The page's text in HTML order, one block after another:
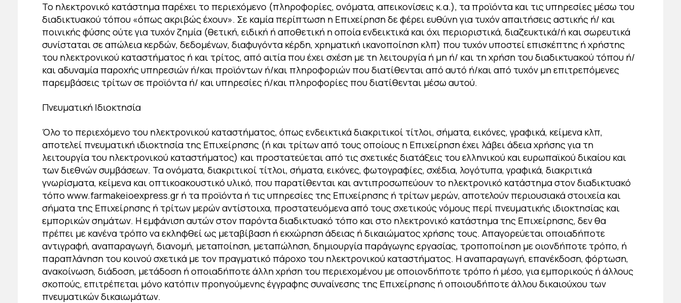
Το ηλεκτρονικό κατάστημα παρέχει το περιεχόμενο (πληροφορίες, ονόματα, απεικονίσεις κ.α.), τα προϊόντα και τις υπηρεσίες μέσω του
διαδικτυακού τόπου «όπως ακριβώς έχουν». Σε καμία περίπτωση η Επιχείρηση δε φέρει ευθύνη για τυχόν απαιτήσεις αστικής ή/ και
ποινικής φύσης ούτε για τυχόν ζημία (θετική, ειδική ή αποθετική η οποία ενδεικτικά και όχι περιοριστικά, διαζευκτικά/ή και σωρευτικά
συνίσταται σε απώλεια κερδών, δεδομένων, διαφυγόντα κέρδη, χρηματική ικανοποίηση κλπ) που τυχόν υποστεί επισκέπτης ή χρήστης
του ηλεκτρονικού καταστήματος ή και τρίτος, από αιτία που έχει σχέση με τη λειτουργία ή μη ή/ και τη χρήση του διαδικτυακού τόπου ή/
και αδυναμία παροχής υπηρεσιών ή/και προϊόντων ή/και πληροφοριών που διατίθενται από αυτό ή/και από τυχόν μη επιτρεπόμενες
παρεμβάσεις τρίτων σε προϊόντα ή/ και υπηρεσίες ή/και πληροφορίες που διατίθενται μέσω αυτού.
Πνευματική Ιδιοκτησία
Όλο το περιεχόμενο του ηλεκτρονικού καταστήματος, όπως ενδεικτικά διακριτικοί τίτλοι, σήματα, εικόνες, γραφικά, κείμενα κλπ,
αποτελεί πνευματική ιδιοκτησία της Επιχείρησης (ή και τρίτων από τους οποίους η Επιχείρηση έχει λάβει άδεια χρήσης για τη
λειτουργία του ηλεκτρονικού καταστήματος) και προστατεύεται από τις σχετικές διατάξεις του ελληνικού και ευρωπαϊκού δικαίου και
των διεθνών συμβάσεων. Τα ονόματα, διακριτικοί τίτλοι, σήματα, εικόνες, φωτογραφίες, σχέδια, λογότυπα, γραφικά, διακριτικά
γνωρίσματα, κείμενα και οπτικοακουστικό υλικό, που παρατίθενται και αντιπροσωπεύουν το ηλεκτρονικό κατάστημα στον διαδικτυακό
τόπο www.farmakeioexpress.gr ή τα προϊόντα ή τις υπηρεσίες της Επιχείρησης ή τρίτων μερών, αποτελούν περιουσιακά στοιχεία και
σήματα της Επιχείρησης ή τρίτων μερών αντίστοιχα, προστατευόμενα από τους σχετικούς νόμους περί πνευματικής ιδιοκτησίας και
εμπορικών σημάτων. Η εμφάνιση αυτών στον παρόντα διαδικτυακό τόπο και στο ηλεκτρονικό κατάστημα της Επιχείρησης, δεν θα
πρέπει με κανένα τρόπο να εκληφθεί ως μεταβίβαση ή εκχώρηση άδειας ή δικαιώματος χρήσης τους. Απαγορεύεται οποιαδήποτε
αντιγραφή, αναπαραγωγή, διανομή, μεταποίηση, μεταπώληση, δημιουργία παράγωγης εργασίας, τροποποίηση με οιονδήποτε τρόπο, ή
παραπλάνηση του κοινού σχετικά με τον πραγματικό πάροχο του ηλεκτρονικού καταστήματος. Η αναπαραγωγή, επανέκδοση, φόρτωση,
ανακοίνωση, διάδοση, μετάδοση ή οποιαδήποτε άλλη χρήση του περιεχομένου με οποιονδήποτε τρόπο ή μέσο, για εμπορικούς ή άλλους
σκοπούς, επιτρέπεται μόνο κατόπιν προηγούμενης έγγραφης συναίνεσης της Επιχείρησης ή οποιουδήποτε άλλου δικαιούχου των
πνευματικών δικαιωμάτων.